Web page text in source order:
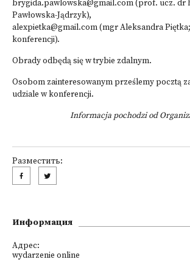
brygida.pawlowska@gmail.com(prof. ucz. dr
Pawłowska-Jądrzyk),
alexpietka@gmail.com(mgr Aleksandra
konferencji).
Obrady odbędą się w trybie zdalnym.
Osobom zainteresowanym prześlemy pocztą
udziale w konferencji.
Informacja pochodzi od
Разместить:
Информация
Адрес:
wydarzenie online